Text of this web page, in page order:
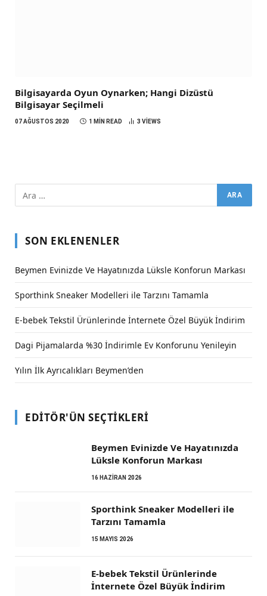
Bilgisayarda Oyun Oynarken; Hangi Dizüstü
Bilgisayar Seçilmeli
07 AĞUSTOS 2020 1 MIN READ 3 VIEWS
SON EKLENENLER
Beymen Evinizde Ve Hayatınızda Lüksle Konforun Markası
Sporthink Sneaker Modelleri ile Tarzını Tamamla
E-bebek Tekstil Ürünlerinde İnternete Özel Büyük İndirim
Dagi Pijamalarda %30 İndirimle Ev Konforunu Yenileyin
Yılın İlk Ayrıcalıkları Beymen’den
EDITÖR'ÜN SEÇTIKLERI
Beymen Evinizde Ve Hayatınızda
Lüksle Konforun Markası
16 HAZIRAN 2026
Sporthink Sneaker Modelleri ile
Tarzını Tamamla
15 MAYIS 2026
E-bebek Tekstil Ürünlerinde
İnternete Özel Büyük İndirim